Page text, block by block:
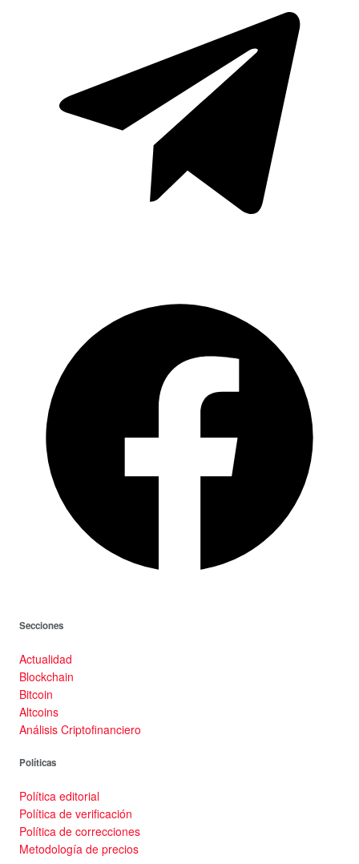
Secciones
Actualidad
Blockchain
Bitcoin
Altcoins
Análisis Criptofinanciero
Políticas
Política editorial
Política de verificación
Política de correcciones
Metodología de precios